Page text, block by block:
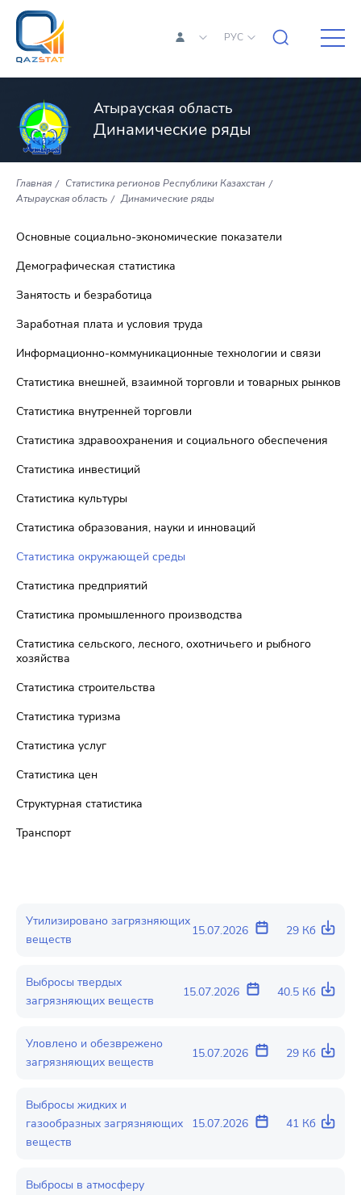
РУС
Атырауская область
Динамические ряды
Главная
Статистика регионов Республики Казахстан
Атырауская область
Динамические ряды
Основные социально-экономические показатели
Демографическая статистика
Занятость и безработица
Заработная плата и условия труда
Информационно-коммуникационные технологии и связи
Статистика внешней, взаимной торговли и товарных рынков
Статистика внутренней торговли
Статистика здравоохранения и социального обеспечения
Статистика инвестиций
Статистика культуры
Статистика образования, науки и инноваций
Статистика окружающей среды
Статистика предприятий
Статистика промышленного производства
Статистика сельского, лесного, охотничьего и рыбного
хозяйства
Статистика строительства
Статистика туризма
Статистика услуг
Статистика цен
Структурная статистика
Транспорт
Утилизировано загрязняющих
веществ
15.07.2026 29 Кб
Выбросы твердых
загрязняющих веществ
15.07.2026 40.5 Кб
Уловлено и обезврежено
загрязняющих веществ
15.07.2026 29 Кб
Выбросы жидких и
газообразных загрязняющих
веществ
15.07.2026 41 Кб
Выброcы в атмосферу